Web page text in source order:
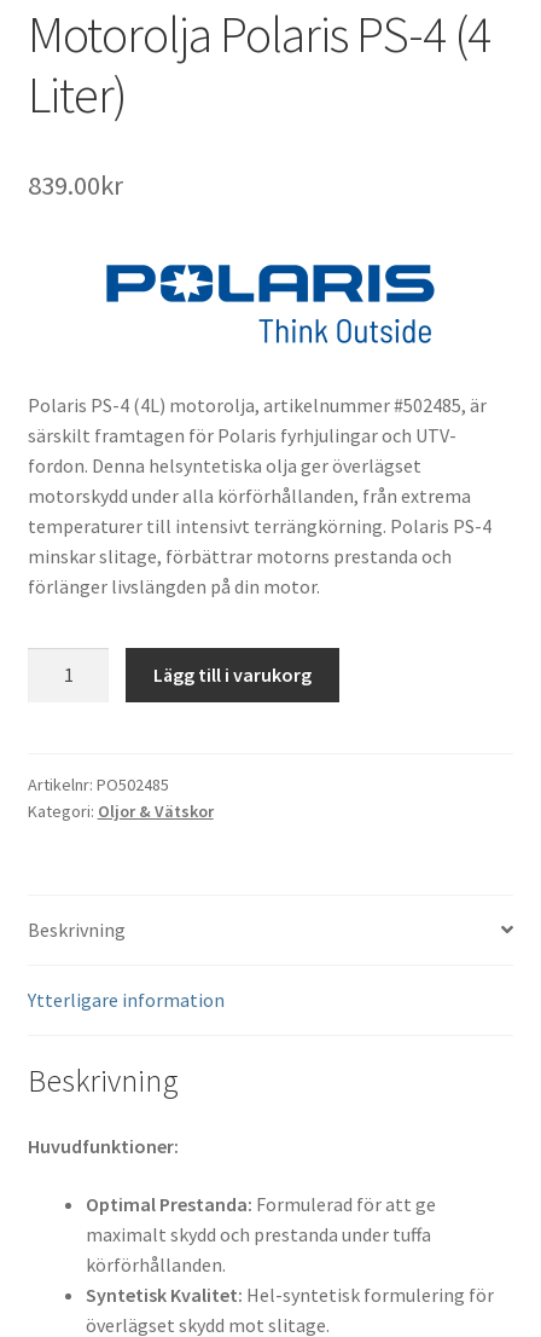
Motorolja Polaris PS-4 (4
Liter)
839.00kr
Polaris PS-4 (4L) motorolja, artikelnummer #502485, är
särskilt framtagen för Polaris fyrhjulingar och UTV-
fordon. Denna helsyntetiska olja ger överlägset
motorskydd under alla körförhållanden, från extrema
temperaturer till intensivt terrängkörning. Polaris PS-4
minskar slitage, förbättrar motorns prestanda och
förlänger livslängden på din motor.
(4
Liter)
Lägg till i varukorg
Artikelnr: PO502485
Kategori: Oljor & Vätskor
Beskrivning
Ytterligare information
Beskrivning
Huvudfunktioner:
Optimal Prestanda: Formulerad för att ge
maximalt skydd och prestanda under tuffa
körförhållanden.
Syntetisk Kvalitet: Hel-syntetisk formulering för
överlägset skydd mot slitage.